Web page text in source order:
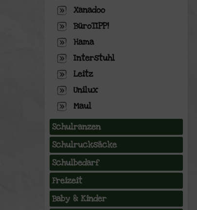
Xanadoo
BüroTIPP!
Hama
Interstuhl
Leitz
Unilux
Maul
Schulranzen
Schulrucksäcke
Schulbedarf
Freizeit
Baby & Kinder